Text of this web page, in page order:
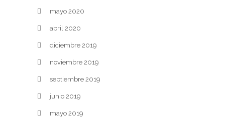
mayo 2020
abril 2020
diciembre 2019
noviembre 2019
septiembre 2019
junio 2019
mayo 2019